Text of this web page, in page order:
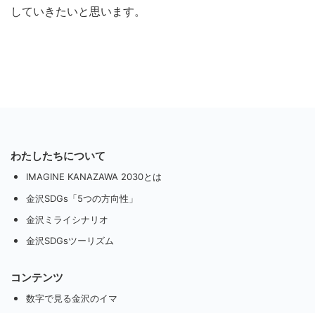
していきたいと思います。
わたしたちについて
IMAGINE KANAZAWA 2030とは
金沢SDGs「5つの方向性」
金沢ミライシナリオ
金沢SDGsツーリズム
コンテンツ
数字で見る金沢のイマ